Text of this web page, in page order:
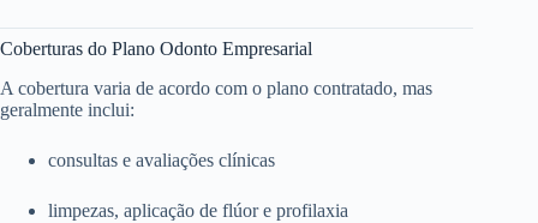
Coberturas do Plano Odonto Empresarial
A cobertura varia de acordo com o plano contratado, mas
geralmente inclui:
consultas e avaliações clínicas
limpezas, aplicação de flúor e profilaxia